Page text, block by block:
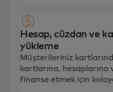
Hesap, cüzdan ve
yükleme
Müşterileriniz
kartlarına, hesaplarına
finanse etmek için